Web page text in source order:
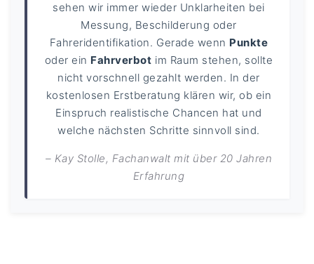
sehen wir immer wieder Unklarheiten bei
Messung, Beschilderung oder
Fahreridentifikation. Gerade wenn Punkte
oder ein Fahrverbot im Raum stehen, sollte
nicht vorschnell gezahlt werden. In der
kostenlosen Erstberatung klären wir, ob ein
Einspruch realistische Chancen hat und
welche nächsten Schritte sinnvoll sind.
– Kay Stolle, Fachanwalt mit über 20 Jahren
Erfahrung